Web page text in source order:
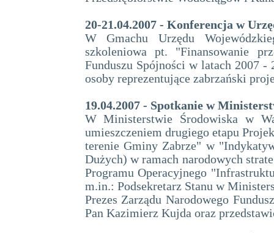
20-21.04.2007 - Konferencja w
W Gmachu Urzędu
szkoleniowa pt. "Finansowanie
Funduszu Spójności w latach 2007
osoby reprezentujące zabrzański
19.04.2007 - Spotkanie w
W Ministerstwie Środowiska w
umieszczeniem drugiego etapu
terenie Gminy Zabrze" w
Dużych) w ramach narodowych
Programu Operacyjnego
m.in.: Podsekretarz Stanu w
Prezes Zarządu Narodowego
Pan Kazimierz Kujda oraz